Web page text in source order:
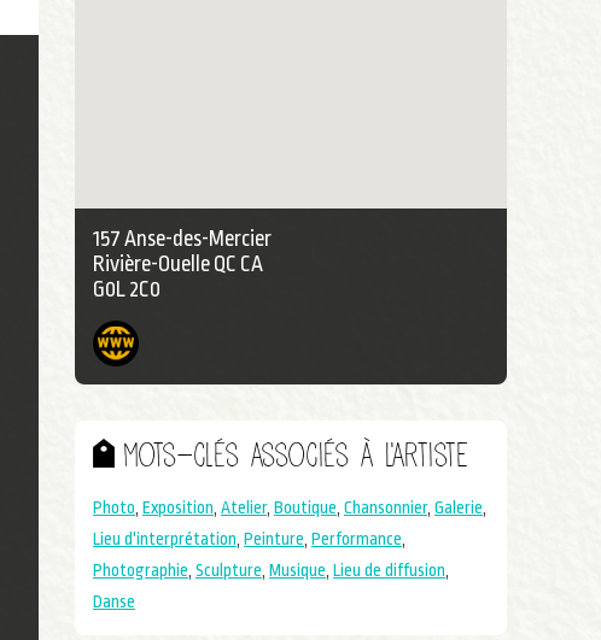
157 Anse-des-Mercier
Rivière-Ouelle QC CA
G0L 2C0
Mots-clés associés à l'artiste
Photo Exposition Atelier, Boutique Chansonnier, Galerie
Lieu d'interprétation Peinture Performance
Photographie Sculpture Musique Lieu de diffusion
Danse